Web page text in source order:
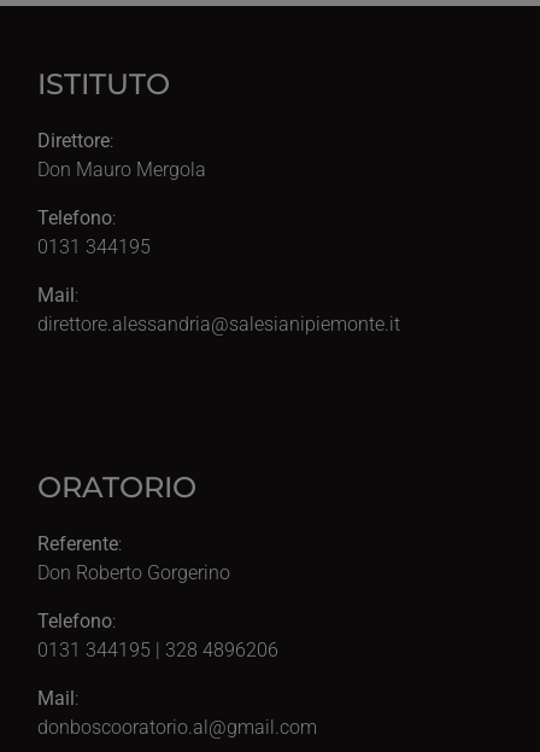
ISTITUTO
Direttore:
Don Mauro Mergola
Telefono:
0131 344195
Mail:
direttore.alessandria@salesianipiemonte.it
ORATORIO
Referente:
Don Roberto Gorgerino
Telefono:
0131 344195 | 328 4896206
Mail:
donboscooratorio.al@gmail.com